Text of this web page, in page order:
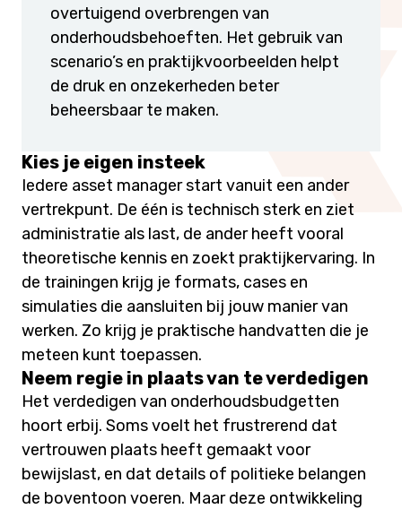
overtuigend overbrengen van
onderhoudsbehoeften. Het gebruik van
scenario’s en praktijkvoorbeelden helpt
de druk en onzekerheden beter
beheersbaar te maken.
Kies je eigen insteek
Iedere asset manager start vanuit een ander
vertrekpunt. De één is technisch sterk en ziet
administratie als last, de ander heeft vooral
theoretische kennis en zoekt praktijkervaring. In
de trainingen krijg je formats, cases en
simulaties die aansluiten bij jouw manier van
werken. Zo krijg je praktische handvatten die je
meteen kunt toepassen.
Neem regie in plaats van te verdedigen
Het verdedigen van onderhoudsbudgetten
hoort erbij. Soms voelt het frustrerend dat
vertrouwen plaats heeft gemaakt voor
bewijslast, en dat details of politieke belangen
de boventoon voeren. Maar deze ontwikkeling